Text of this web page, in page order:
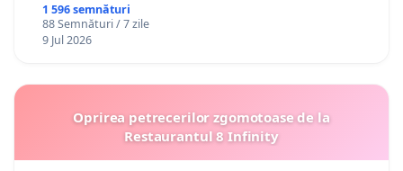
1 596 semnături
88 Semnături / 7 zile
9 Jul 2026
Oprirea petrecerilor zgomotoase de la
Restaurantul 8 Infinity